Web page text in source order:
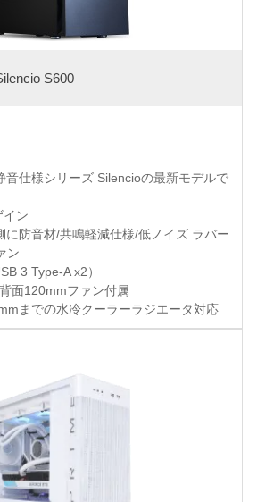
S600
音仕様シリーズ Silencioの最新モデルで
イン
に防音材/共鳴軽減仕様/低ノイズ ラバー
ン
3 Type-A x2）
面120mmファン付属
までの水冷クーラーラジエータ対応